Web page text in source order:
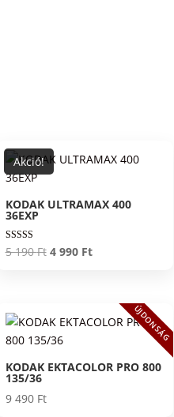
Akció!
KODAK ULTRAMAX 400
36EXP
Értékelés:
5.00
5 190Ft Original
190 Ft.
4 990 FtCurrent
990 Ft. ÚJDONSÁG
KODAK EKTACOLOR PRO 800
135/36
9 490 Ft